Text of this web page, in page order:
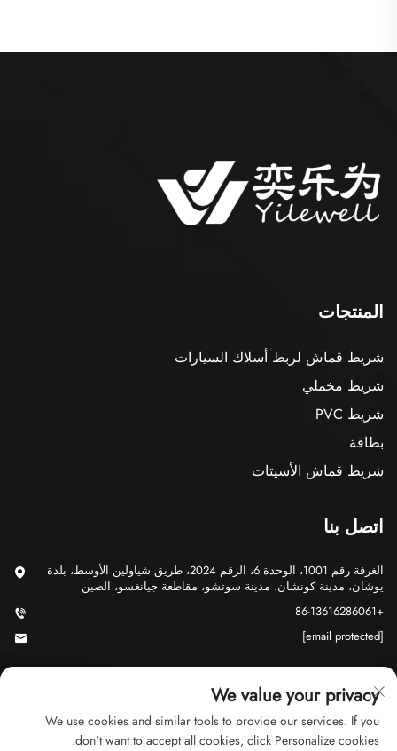
المنتجات
شريط قماش لربط أسلاك السيارات
شريط مخملي
شريط PVC
بطاقة
شريط قماش الأسيتات
اتصل بنا
الغرفة رقم 1001، الوحدة 6، الرقم 2024، طريق شياولين الأوسط، بلدة
يوشان، مدينة كونشان، مدينة سوتشو، مقاطعة جيانغسو، الصين
+86-13616286061
[email protected]
We value your privacy
We use cookies and similar tools to provide our services. If you
don't want to accept all cookies, click Personalize cookies.